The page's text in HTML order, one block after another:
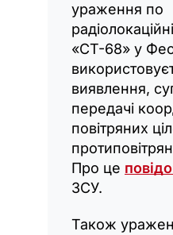
ураження по
«СТ-68» у
виявлення,
передачі
повітряних
Про це
ЗСУ.
Також